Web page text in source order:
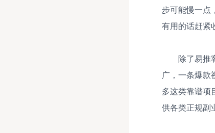
步可能慢一点
有用的话赶紧
除了易推
广，一条爆款
多这类靠谱项
供各类正规副